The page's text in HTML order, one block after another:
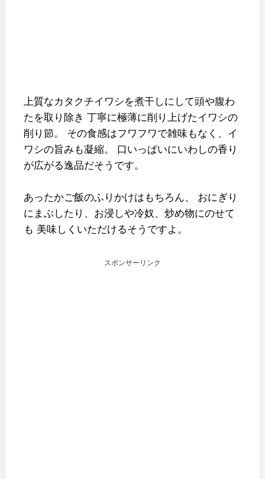
上質なカタクチイワシを煮干しにして頭や腹わ
たを取り除き 丁寧に極薄に削り上げたイワシの
削り節。
その食感はフワフワで雑味もなく、イ
ワシの旨みも凝縮。
口いっぱいにいわしの香り
が広がる逸品だそうです。
あったかご飯のふりかけはもちろん、
おにぎり
にまぶしたり、お浸しや冷奴、炒め物にのせて
も 美味しくいただけるそうですよ。
スポンサーリンク